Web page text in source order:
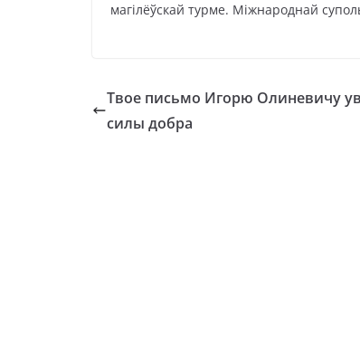
магілёўскай турме. Міжнароднай
Твое письмо Игорю Олиневичу
силы добра